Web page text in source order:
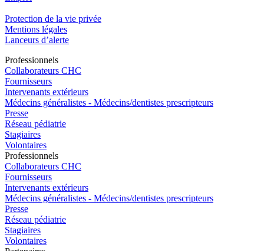
Protection de la vie privée
Mentions légales
Lanceurs d’alerte
Professionnels
Collaborateurs CHC
Fournisseurs
Intervenants extérieurs
Médecins généralistes - Médecins/dentistes prescripteurs
Presse
Réseau pédiatrie
Stagiaires
Volontaires
Professionnels
Collaborateurs CHC
Fournisseurs
Intervenants extérieurs
Médecins généralistes - Médecins/dentistes prescripteurs
Presse
Réseau pédiatrie
Stagiaires
Volontaires